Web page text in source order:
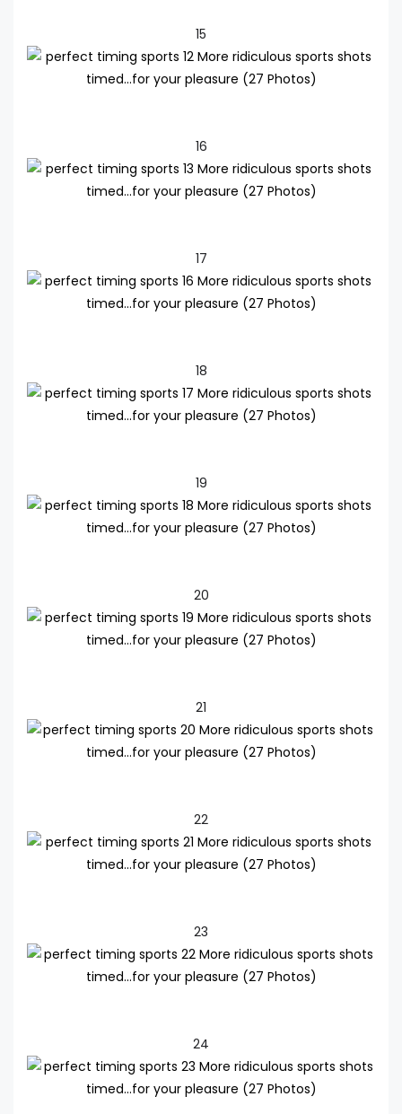
15
16
17
18
19
20
21
22
23
24